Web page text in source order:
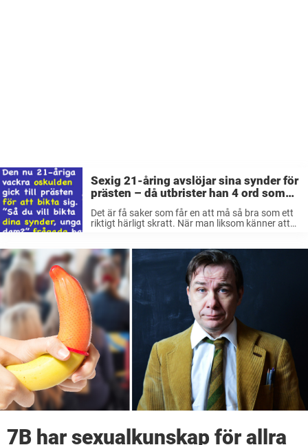
Sexig 21-åring avslöjar sina synder för
prästen – då utbrister han 4 ord som
chockar tjejen
Det är få saker som får en att må så bra som ett
riktigt härligt skratt. När man liksom känner att
7B har sexualkunskap för allra